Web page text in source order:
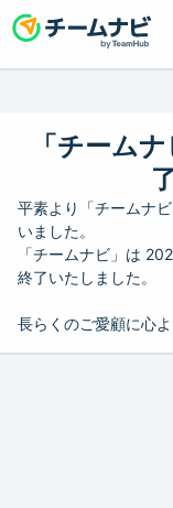
「チーム
平素より「チームナ
いました。
「チームナビ」は
終了いたしました。
長らくのご愛顧に心